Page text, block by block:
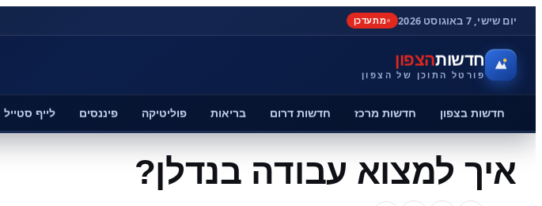
יום שישי, 7 באוגוסט 2026 מתעדכן
חדשותהצפון
פורטל התוכן של הצפון
חדשות בצפון חדשות מרכז חדשות דרום בריאות פוליטיקה פיננסים לייף סטייל
איך למצוא עבודה בנדלן?